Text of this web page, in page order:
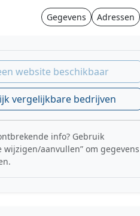
Gegevens Adressen
website beschikbaar
vergelijkbare bedrijven
info? Gebruik
wijzigen/aanvullen” om gegevens